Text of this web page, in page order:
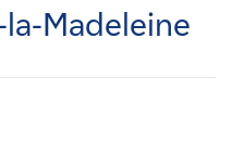
Madeleine